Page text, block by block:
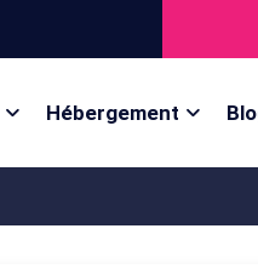
Hébergement